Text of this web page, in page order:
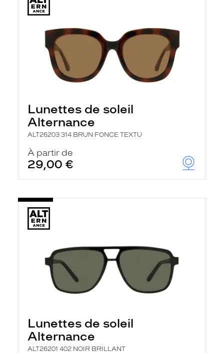
Lunettes de soleil
Alternance
ALT26203 314 BRUN FONCE TEXTU
À partir de
29,00 €
Lunettes de soleil
Alternance
ALT26201 402 NOIR BRILLANT